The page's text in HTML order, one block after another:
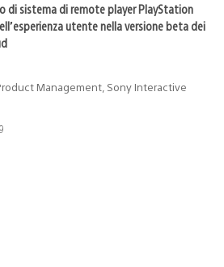
di sistema di remote player PlayStation
utente nella versione beta dei
Management, Sony Interactive